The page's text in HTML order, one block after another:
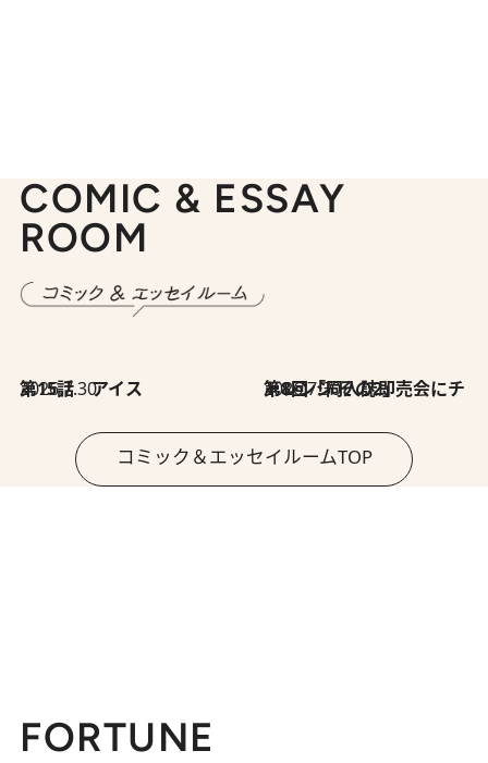
COMIC & ESSAY
ROOM
2026.7.30
第15話 アイス 2026.7.30
第8回「同人誌即売会にチャレンジ その2」
コミック＆エッセイルームTOP
FORTUNE